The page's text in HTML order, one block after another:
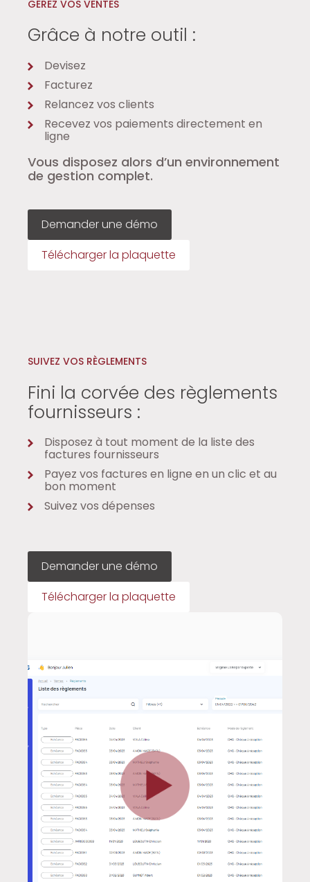
GÉREZ VOS VENTES
Grâce à notre outil :
Devisez
Facturez
Relancez vos clients
Recevez vos paiements directement en
ligne
Vous disposez alors d’un environnement
de gestion complet.
Demander une démo
Télécharger la plaquette
SUIVEZ VOS RÈGLEMENTS
Fini la corvée des règlements
fournisseurs :
Disposez à tout moment de la liste des
factures fournisseurs
Payez vos factures en ligne en un clic et au
bon moment
Suivez vos dépenses
Demander une démo
Télécharger la plaquette